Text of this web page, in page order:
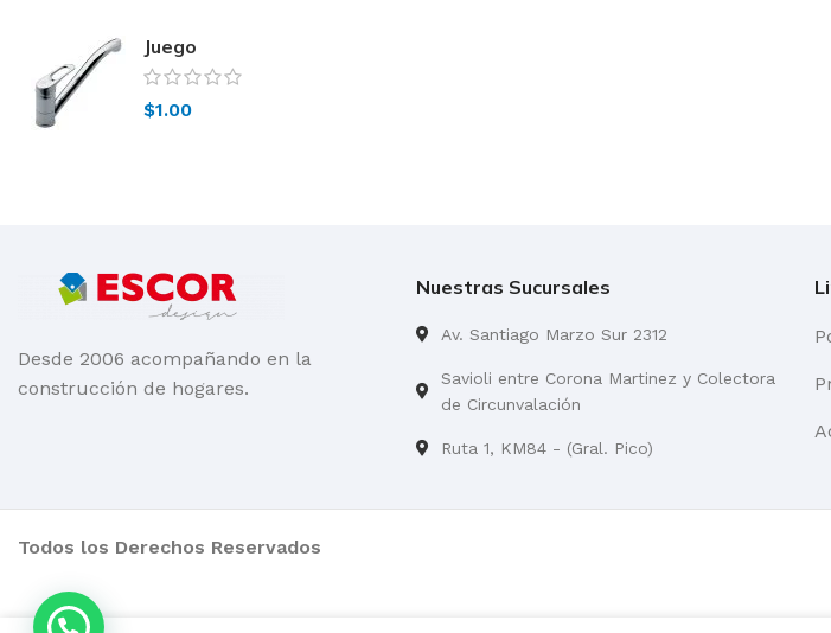
Juego
monocomando
para mesada de
cocina 0411.01-B1
$1.00
Desde 2006 acompañando en la
construcción de hogares.
Nuestras Sucursales
Av. Santiago Marzo Sur 2312
Savioli entre Corona Martinez y Colectora
de Circunvalación
Ruta 1, KM84 - (Gral. Pico)
Todos los Derechos Reservados